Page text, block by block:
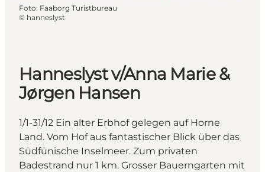
Foto: Faaborg Turistbureau
© hanneslyst
Hanneslyst v/Anna Marie &
Jørgen Hansen
1/1-31/12 Ein alter Erbhof gelegen auf Horne
Land. Vom Hof aus fantastischer Blick über das
Südfünische Inselmeer. Zum privaten
Badestrand nur 1 km. Grosser Bauerngarten mit